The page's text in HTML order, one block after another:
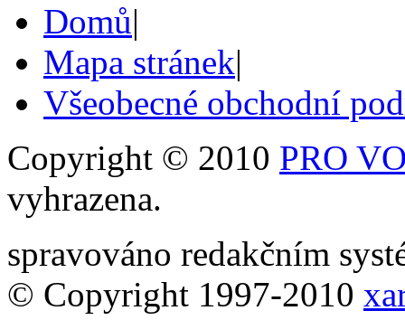
Domů|
Mapa stránek|
Všeobecné obchodní
Copyright © 2010 PRO
vyhrazena.
spravováno redakčním
© Copyright 1997-2010